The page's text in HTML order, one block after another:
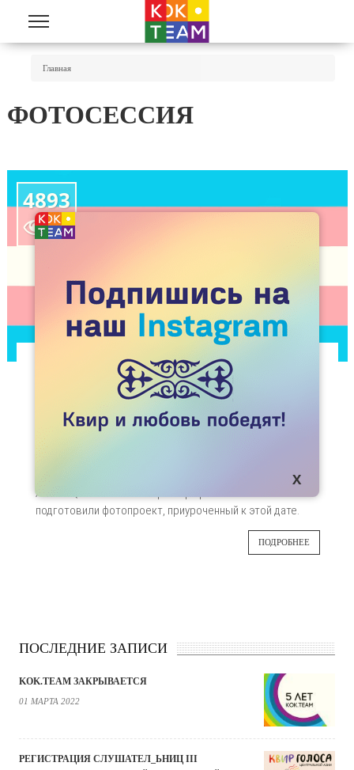
Перейти к основному содержанию
Главная
ФОТОСЕССИЯ
4893

ВЗГЛЯД - НА СЕБЯ
30
В преддверии Дня видимости
казахстанская трансгендерная инициатива
ALMA-TQ и алматинская фотографиня Алина Малина
подготовили фотопроект, приуроченный к этой дате.
ПОДРОБНЕЕ
ПОСЛЕДНИЕ ЗАПИСИ
KOK.TEAM ЗАКРЫВАЕТСЯ
01 МАРТА 2022
РЕГИСТРАЦИЯ СЛУШАТЕЛ_ЬНИЦ III